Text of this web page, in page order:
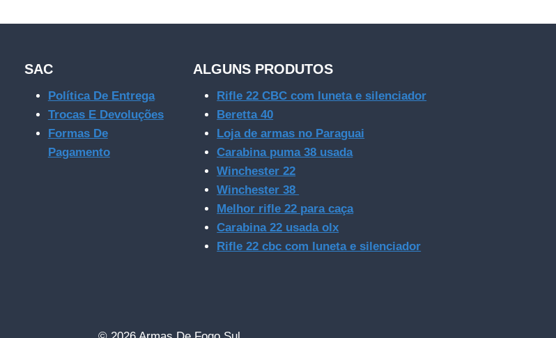
SAC
Política De Entrega
Trocas E Devoluções
Formas De
Pagamento
ALGUNS PRODUTOS
Rifle 22 CBC com luneta e silenciador
Beretta 40
Loja de armas no Paraguai
Carabina puma 38 usada
Winchester 22
Winchester 38
Melhor rifle 22 para caça
Carabina 22 usada olx
Rifle 22 cbc com luneta e silenciador